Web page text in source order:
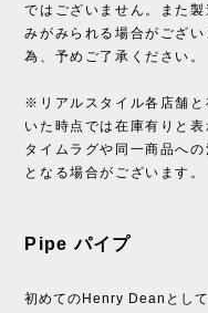
ではございません。また
みがみられる場合がござ
為、予めご了承ください。
※リアルスタイル各店舗と
いた時点では在庫有りと
タイムラグや同一商品へ
となる場合がございます。
Pipe パイプ
初めてのHenry Deanとし